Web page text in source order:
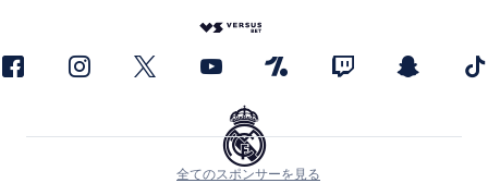
全てのスポンサーを見る